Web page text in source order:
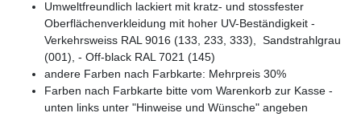
Umweltfreundlich lackiert mit kratz- und stossfester
Oberflächenverkleidung mit hoher UV-Beständigkeit -
Verkehrsweiss RAL 9016 (133, 233, 333), Sandstrahlgrau
(001), - Off-black RAL 7021 (145)
andere Farben nach Farbkarte: Mehrpreis 30%
Farben nach Farbkarte bitte vom Warenkorb zur Kasse -
unten links unter "Hinweise und Wünsche" angeben